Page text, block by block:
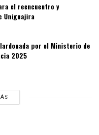
el reencuentro y
Uniguajira
por el Ministerio de
2025